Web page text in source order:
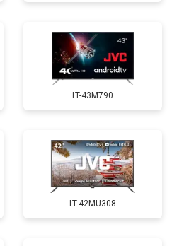
LT-43M790
LT-42MU308